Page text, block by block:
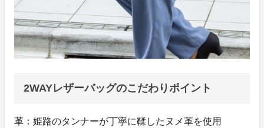
2WAYレザーバッグのこだわりポイント
革：姫路のタンナーが丁寧に鞣したヌメ革を使用